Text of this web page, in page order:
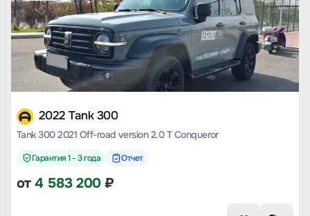
2022 Tank 300
Tank 300 2021 Off-road version 2.0 T Conqueror
Гарантия 1 - 3 года Отчет
от4 583 200₽